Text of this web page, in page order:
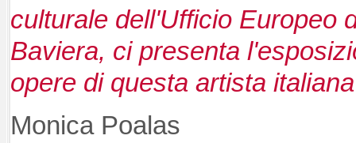
culturale dell'Ufficio Europeo
Baviera, ci presenta
opere di questa artista
Monica Poalas